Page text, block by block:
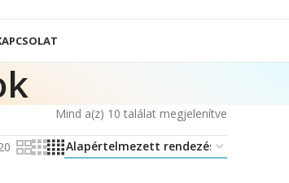
Mind a(z) 10 találat megjelenítve